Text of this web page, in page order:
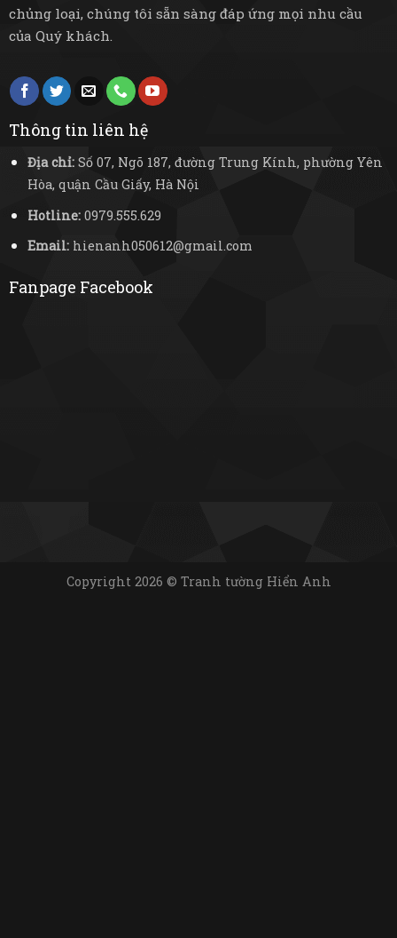
chủng loại, chúng tôi sẵn sàng đáp ứng mọi nhu cầu
của Quý khách.
Thông tin liên hệ
Địa chỉ:Số 07, Ngõ 187, đường Trung Kính, phường Yên
Hòa, quận Cầu Giấy, Hà Nội
Hotline:0979.555.629
Email:hienanh050612@gmail.com
Fanpage Facebook
Copyright 2026 © Tranh tường Hiển Anh